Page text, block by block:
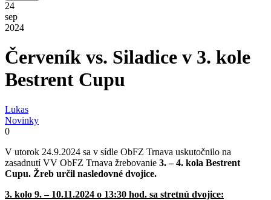
24
sep
2024
Červeník vs. Siladice v 3. kole
Bestrent Cupu
Lukas
Novinky
0
V utorok 24.9.2024 sa v sídle ObFZ Trnava uskutočnilo na
zasadnutí VV ObFZ Trnava žrebovanie 3. – 4. kola Bestrent
Cupu. Žreb určil nasledovné dvojice.
3. kolo 9. – 10.11.2024 o 13:30 hod. sa stretnú dvojice: